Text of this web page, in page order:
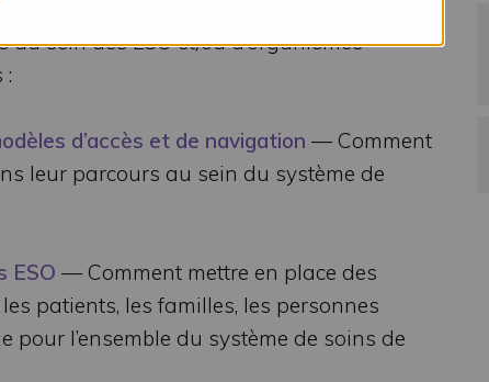
et la mise en œuvre de
sein des ESO et/ou d’organismes
:
d’accès et de navigation — Comment
leur parcours au sein du système de
ESO — Comment mettre en place des
patients, les familles, les personnes
l’ensemble du système de soins de